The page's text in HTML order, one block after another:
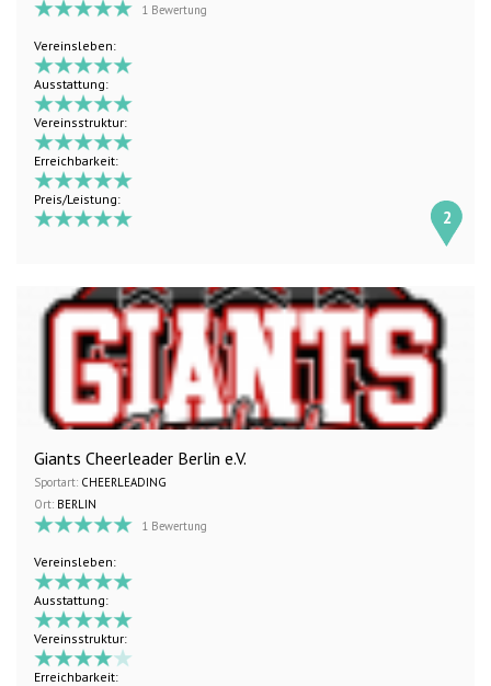
1 Bewertung
Vereinsleben:
Ausstattung:
Vereinsstruktur:
Erreichbarkeit:
Preis/Leistung:
2
Giants Cheerleader Berlin e.V.
Sportart: CHEERLEADING
Ort: BERLIN
1 Bewertung
Vereinsleben:
Ausstattung:
Vereinsstruktur:
Erreichbarkeit: